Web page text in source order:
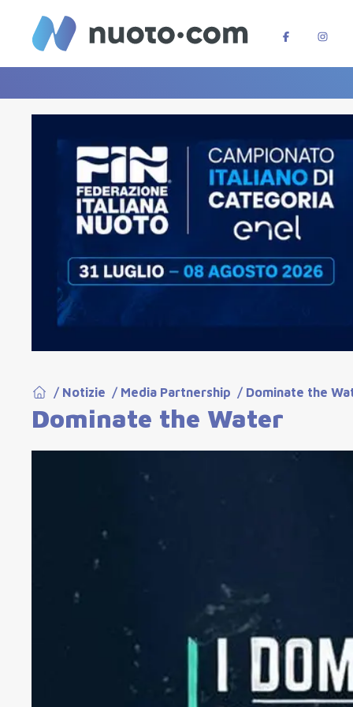
/ Notizie / Media Partnership / Dominate the
Dominate the Water